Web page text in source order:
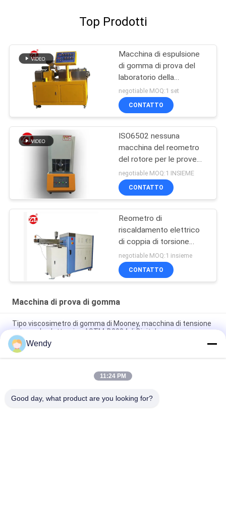
Top Prodotti
Macchina di espulsione
di gomma di prova del
laboratorio della
macchina della vite di
gomma del gemello per
PA del PC del PVC
negotiable MOQ:1 set
CONTATTO
ISO6502 nessuna
macchina del reometro
del rotore per le prove
della gomma
negotiable MOQ:1 INSIEME
CONTATTO
Reometro di
riscaldamento elettrico
di coppia di torsione
60ML più la gamma 0-
300Nm di coppia di
torsione del miscelatore
negotiable MOQ:1 insieme
CONTATTO
Macchina di prova di gomma
Tipo viscosimetro di gomma di Mooney, macchina di tensione
universale elettronica ASTM-D2084 di Digital
Macchina di prova di gomma utilizzata laboratorio del singolo
del chip reometro di controllo senza rotore
Macchina di prova meccanica Charpy di impatto elettronico di
Wendy
11:24 PM
Good day, what product are you looking for?